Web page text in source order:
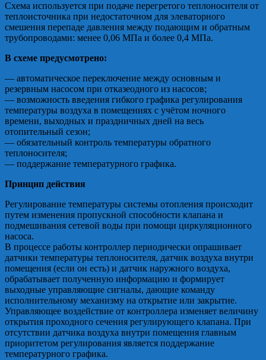
Схема используется при подаче перегретого теплоносителя от
теплоисточника при недостаточном для элеваторного
смешения перепаде давления между подающим и обратным
трубопроводами: менее 0,06 МПа и более 0,4 МПа.
В схеме предусмотрено:
— автоматическое переключение между основным и
резервным насосом при отказеодного из насосов;
— возможность введения гибкого графика регулирования
температуры воздуха в помещениях с учётом ночного
времени, выходных и праздничных дней на весь
отопительный сезон;
— обязательный контроль температуры обратного
теплоносителя;
— поддержание температурного графика.
Принцип действия
Регулирование температуры системы отопления происходит
путем изменения пропускной способности клапана и
подмешивания сетевой воды при помощи циркуляционного
насоса.
В процессе работы контроллер периодически опрашивает
датчики температуры теплоносителя, датчик воздуха внутри
помещения (если он есть) и датчик наружного воздуха,
обрабатывает полученную информацию и формирует
выходные управляющие сигналы, дающие команду
исполнительному механизму на открытие или закрытие.
Управляющее воздействие от контроллера изменяет величину
открытия проходного сечения регулирующего клапана. При
отсутствии датчика воздуха внутри помещения главным
приоритетом регулирования является поддержание
температурного графика.